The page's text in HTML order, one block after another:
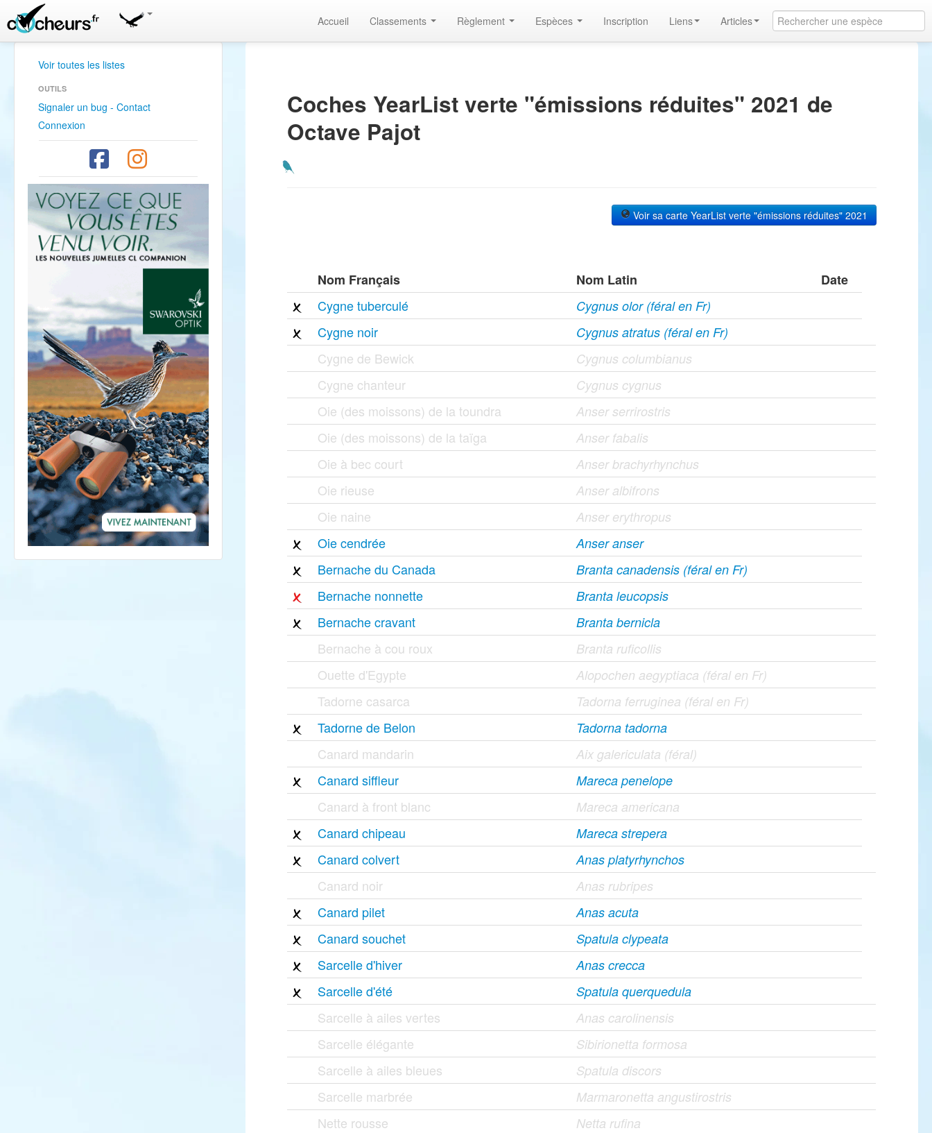
Accueil Classements Règlement Espèces Inscription Liens Articles
Voir toutes les listes
OUTILS
Signaler un bug - Contact
Connexion
Coches YearList verte "émissions réduites" 2021 de
Octave Pajot
Voir sa carte YearList verte "émissions réduites" 2021
Nom Français Nom Latin
Date
Cygne tuberculé
Cygnus olor (féral en Fr)
Cygne noir Cygnus atratus (féral en Fr)
Cygne de Bewick Cygnus columbianus
Cygne chanteur Cygnus cygnus
Oie (des moissons) de la toundra Anser serrirostris
Oie (des moissons) de la taïga Anser fabalis
Oie à bec court Anser brachyrhynchus
Oie rieuse Anser albifrons
Oie naine Anser erythropus
Oie cendrée Anser anser
Bernache du Canada Branta canadensis (féral en Fr)
Bernache nonnette Branta leucopsis
Bernache cravant Branta bernicla
Bernache à cou roux Branta ruficollis
Ouette d'Egypte Alopochen aegyptiaca (féral en Fr)
Tadorne casarca Tadorna ferruginea (féral en Fr)
Tadorne de Belon Tadorna tadorna
Canard mandarin Aix galericulata (féral)
Canard siffleur Mareca penelope
Canard à front blanc Mareca americana
Canard chipeau Mareca strepera
Canard colvert Anas platyrhynchos
Canard noir Anas rubripes
Canard pilet Anas acuta
Canard souchet Spatula clypeata
Sarcelle d'hiver Anas crecca
Sarcelle d'été Spatula querquedula
Sarcelle à ailes vertes Anas carolinensis
Sarcelle élégante Sibirionetta formosa
Sarcelle à ailes bleues Spatula discors
Sarcelle marbrée Marmaronetta angustirostris
Nette rousse Netta rufina